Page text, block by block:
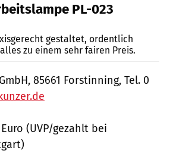
PL-023
gestaltet, ordentlich
zu einem sehr fairen Preis.
85661 Forstinning, Tel. 0
(UVP/gezahlt bei